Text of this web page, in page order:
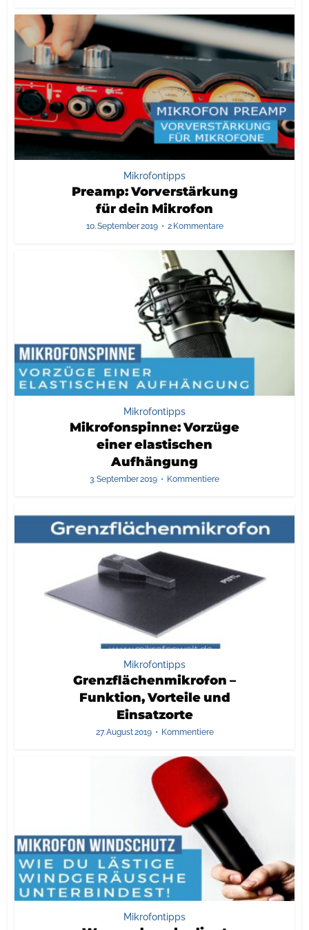
Mikrofontipps
Preamp: Vorverstärkung
für dein Mikrofon
10. September 2019 2 Kommentare
Mikrofontipps
Mikrofonspinne: Vorzüge
einer elastischen
Aufhängung
3. September 2019 Kommentiere
Mikrofontipps
Grenzflächenmikrofon –
Funktion, Vorteile und
Einsatzorte
27. August 2019 Kommentiere
Mikrofontipps